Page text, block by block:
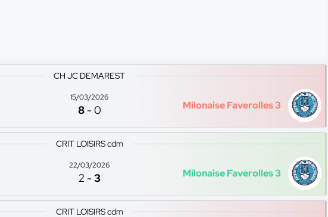
CH JC DEMAREST
15/03/2026
8 -0 Milonaise Faverolles 3
CRIT LOISIRS cdm
22/03/2026
2 -3 Milonaise Faverolles 3
CRIT LOISIRS cdm